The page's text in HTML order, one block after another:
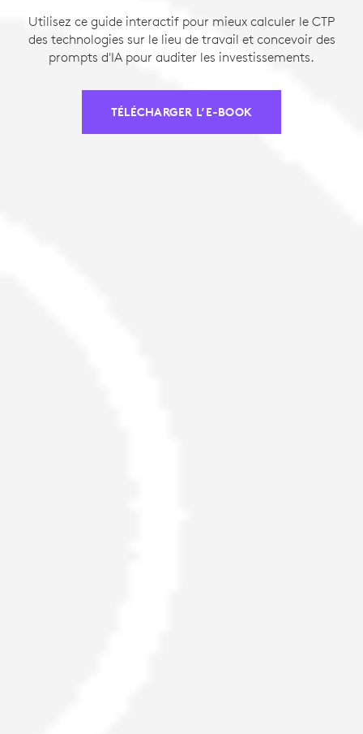
Utilisez ce guide interactif pour mieux calculer le CTP
des technologies sur le lieu de travail et concevoir des
prompts d'IA pour auditer les investissements.
TÉLÉCHARGER L’E-BOOK